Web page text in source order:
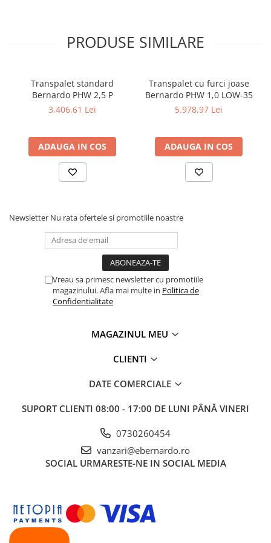
Exhaustor pentru aschii metal
Instalatii de spalare a pieselor
Accesorii prelucrare metal
pentru strunguri
Falci pentru 3 bacuri PS3/ PO3
Falci pentru 4 bacuri PS4/ PO4
Fălcile pentru 4-bacuri DK12
Mandrine independente
Mandrină cu 3 fălci din fontă
Mandrină cu 3 fălci din otel
Mandrină cu 4 fălci din fontă
Mandrină cu 4 fălci din otel
Standuri pentru strunguri
Dispozitive de prindere pentru
Fălci pentru PHV / VHV
Mese rotative / mese inclinabile /
Papusa mobila / con de centrare
Afisaj digital
Bloc ecartament, masurare și
testare
PRODUSE SIMILARE
Transpalet standard
Bernardo PHW 2,5 P
3.406,61 Lei
ADAUGA IN COS
Transpalet cu furci joase
Bernardo PHW 1,0 LOW-35
5.978,97 Lei
ADAUGA IN COS
Newsletter Nu rata ofertele si promotiile noastre
Vreau sa primesc newsletter cu promotiile
magazinului. Afla mai multe in Politica de
Confidentialitate
MAGAZINUL MEU
CLIENTI
DATE COMERCIALE
SUPORT CLIENTI 08:00 - 17:00 DE LUNI PÂNĂ VINERI
0730260454
vanzari@ebernardo.ro
SOCIAL URMARESTE-NE IN SOCIAL MEDIA